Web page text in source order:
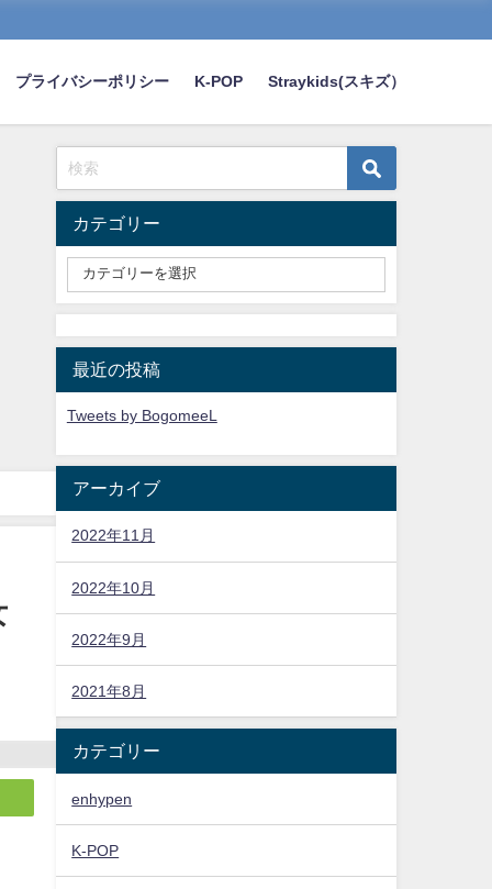
プライバシーポリシー K-POP Straykids(スキズ）
カテゴリー
最近の投稿
Tweets by BogomeeL
アーカイブ
2022年11月
2022年10月
2022年9月
2021年8月
カテゴリー
enhypen
K-POP